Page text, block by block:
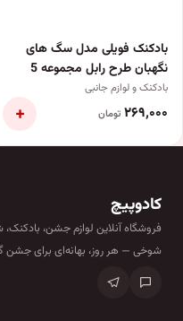
بادکنک فویلی مدل سگ های
نگهبان طرح رابل مجموعه 5
عددی
بادکنک و لوازم جانبی
۲۶۹٬۰۰۰ تومان +
کادوپیچ
فروشگاه آنلاین لوازم جشن،
شوخی — هر روز، بهانه‌ای برای جشن